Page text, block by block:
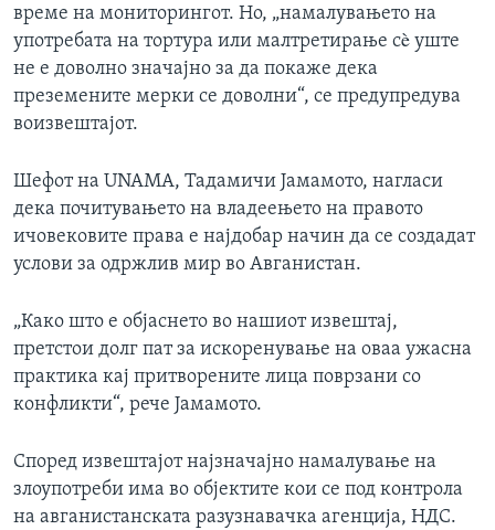
време на мониторингот. Но, „намалувањето на
употребата на тортура или малтретирање сè уште
не е доволно значајно за да покаже дека
преземените мерки се доволни“, се предупредува
воизвештајот.
Шефот на UNAMA, Тадамичи Јамамото, нагласи
дека почитувањето на владеењето на правото
ичовековите права е најдобар начин да се создадат
услови за одржлив мир во Авганистан.
„Како што е објаснето во нашиот извештај,
претстои долг пат за искоренување на оваа ужасна
практика кај притворените лица поврзани со
конфликти“, рече Јамамото.
Според извештајот најзначајно намалување на
злоупотреби има во објектите кои се под контрола
на авганистанската разузнавачка агенција, НДС.